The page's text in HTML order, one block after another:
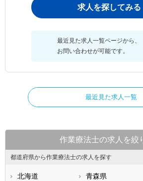
求人を探してみる
最近見た求人一覧ページから、
お問い合わせが可能です。
最近見た求人一覧
作業療法士の求人を絞
都道府県から作業療法士の求人を探す
北海道 青森県